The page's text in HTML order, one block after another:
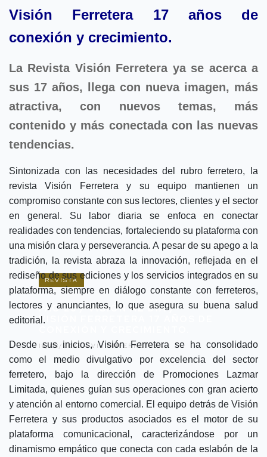
REVISTA
PAG 28 / VISIÓN AL DÍA /
VISIÓN FERRETERA 17 AÑOS DE
18/08/2025 -VISIÓNFERRETERA
Visión Ferretera 17 años de
conexión y crecimiento.
La Revista Visión Ferretera ya se acerca a
sus 17 años, llega con nueva imagen, más
atractiva, con nuevos temas, más
contenido y más conectada con las nuevas
tendencias.
Sintonizada con las necesidades del rubro ferretero, la
revista Visión Ferretera y su equipo mantienen un
compromiso constante con sus lectores, clientes y el sector
en general. Su labor diaria se enfoca en conectar
realidades con tendencias, fortaleciendo su plataforma con
una misión clara y perseverancia. A pesar de su apego a la
tradición, la revista abraza la innovación, reflejada en el
rediseño de sus ediciones y los servicios integrados en su
plataforma, siempre en diálogo constante con ferreteros,
lectores y anunciantes, lo que asegura su buena salud
editorial.
Desde sus inicios, Visión Ferretera se ha consolidado
como el medio divulgativo por excelencia del sector
ferretero, bajo la dirección de Promociones Lazmar
Limitada, quienes guían sus operaciones con gran acierto
y atención al entorno comercial. El equipo detrás de Visión
Ferretera y sus productos asociados es el motor de su
plataforma comunicacional, caracterizándose por un
dinamismo empático que conecta con cada eslabón de la